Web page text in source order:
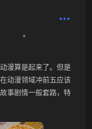
漫算是起来了。但是
动漫领域冲前五应该
事剧情一般套路，特